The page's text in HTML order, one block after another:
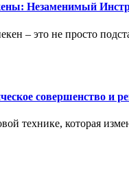
Незаменимый
– это не просто
совершенство и
технике, которая